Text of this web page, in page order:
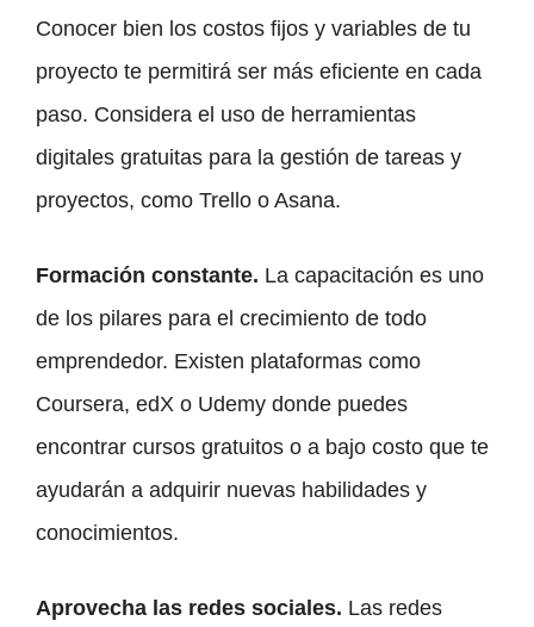
Conocer bien los costos fijos y variables de tu
proyecto te permitirá ser más eficiente en cada
paso. Considera el uso de herramientas
digitales gratuitas para la gestión de tareas y
proyectos, como Trello o Asana.
Formación constante. La capacitación es uno
de los pilares para el crecimiento de todo
emprendedor. Existen plataformas como
Coursera, edX o Udemy donde puedes
encontrar cursos gratuitos o a bajo costo que te
ayudarán a adquirir nuevas habilidades y
conocimientos.
Aprovecha las redes sociales. Las redes